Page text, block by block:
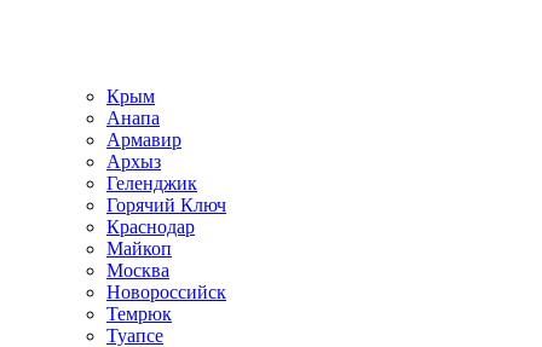
Крым
Анапа
Армавир
Архыз
Геленджик
Горячий Ключ
Краснодар
Майкоп
Москва
Новороссийск
Темрюк
Туапсе